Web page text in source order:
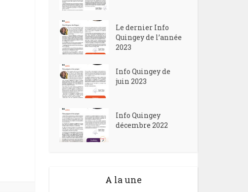
Le dernier Info
Quingey de l’année
2023
Info Quingey de
juin 2023
Info Quingey
décembre 2022
A la une